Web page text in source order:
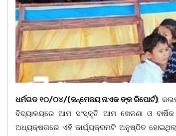
ଧର୍ମଗଡ ୧୦/୦୪/(ଜନ୍ମେଜୟ ନାଏକ ଙ୍କ ରିପୋର୍ଟ):
ବିଦ୍ୟାଳୟରେ ଆମ ସଂସ୍କୃତି ଆମ ଖେଳଣା ଓ
ଅଧ୍ୟକ୍ଷତାରେ ଏହି କାର୍ଯ୍ୟକ୍ରମଟି ଅନୁଷ୍ଠିତ